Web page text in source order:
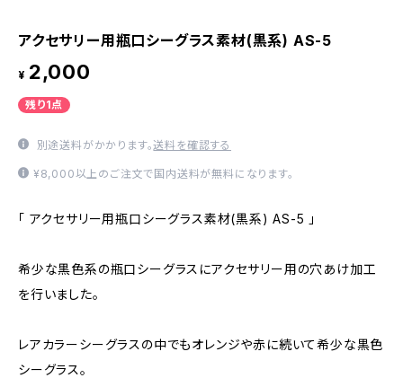
アクセサリー用瓶口シーグラス素材(黒系) AS-5
¥ 2,000
残り1点
別途送料がかかります。送料を確認する
¥8,000以上のご注文で国内送料が無料になります。
「 アクセサリー用瓶口シーグラス素材(黒系) AS-5 」
希少な黒色系の瓶口シーグラスにアクセサリー用の穴あけ加工
を行いました。
レアカラーシーグラスの中でもオレンジや赤に続いて希少な黒色
シーグラス。